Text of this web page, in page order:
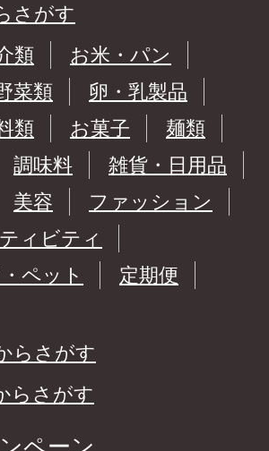
さがす
類
お米・パン
菜類
卵・乳製品
類 お菓子
麺類
調味料
雑貨・日用品
美容
ファッション
ィビティ
ペット
定期便
らさがす
らさがす